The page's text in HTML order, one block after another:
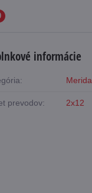
informácie
Merida
prevodov: 2x12